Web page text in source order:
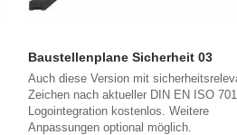
Baustellenplane Sicherheit 03
Auch diese Version mit
Zeichen nach aktueller DIN EN ISO
Logointegration kostenlos. Weitere
Anpassungen optional möglich.